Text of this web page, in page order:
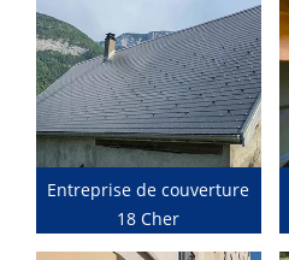
Entreprise de couverture
18 Cher